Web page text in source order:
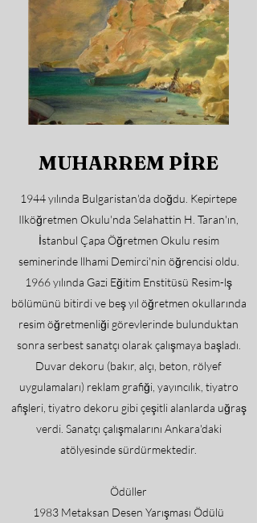
MUHARREM PİRE
1944 yılında Bulgaristan'da doğdu. Kepirtepe
Ilköğretmen Okulu'nda Selahattin H. Taran'ın,
İstanbul Çapa Öğretmen Okulu resim
seminerinde llhami Demirci'nin öğrencisi oldu.
1966 yılında Gazi Eğitim Enstitüsü Resim-lş
bölümünü bitirdi ve beş yıl öğretmen okullarında
resim öğretmenliği görevlerinde bulunduktan
sonra serbest sanatçı olarak çalışmaya başladı.
Duvar dekoru (bakır, alçı, beton, rölyef
uygulamaları) reklam grafiği, yayıncılık, tiyatro
afişleri, tiyatro dekoru gibi çeşitli alanlarda uğraş
verdi. Sanatçı çalışmalarını Ankara'daki
atölyesinde sürdürmektedir.
Ödüller
1983 Metaksan Desen Yarışması Ödülü